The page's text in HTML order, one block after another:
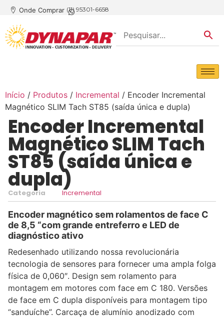
Onde Comprar (11) 95301-6658
Início / Produtos / Incremental / Encoder Incremental
Magnético SLIM Tach ST85 (saída única e dupla)
Encoder Incremental
Magnético SLIM Tach
ST85 (saída única e
dupla)
Categoria Incremental
Encoder magnético sem rolamentos de face C
de 8,5 “com grande entreferro e LED de
diagnóstico ativo
Redesenhado utilizando nossa revolucionária
tecnologia de sensores para fornecer uma ampla folga
física de 0,060″. Design sem rolamento para
montagem em motores com face em C 180. Versões
de face em C dupla disponíveis para montagem tipo
“sanduíche”. Carcaça de alumínio anodizado com